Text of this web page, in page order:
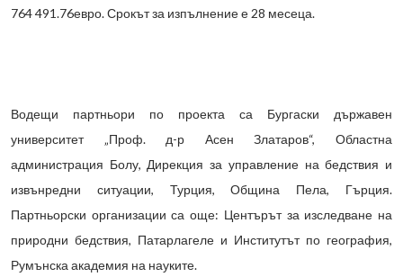
764 491.76евро. Срокът за изпълнение е 28 месеца.
Водещи партньори по проекта са Бургаски държавен
университет „Проф. д-р Асен Златаров“, Областна
администрация Болу, Дирекция за управление на бедствия и
извънредни ситуации, Турция, Община Пела, Гърция.
Партньорски организации са още: Центърът за изследване на
природни бедствия, Патарлагеле и Институтът по география,
Румънска академия на науките.